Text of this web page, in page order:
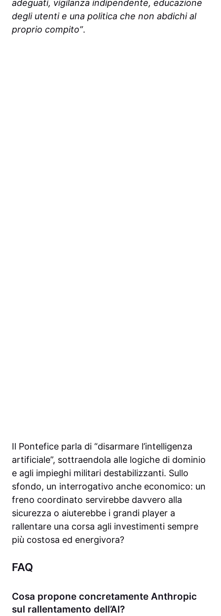
adeguati, vigilanza indipendente, educazione
degli utenti e una politica che non abdichi al
proprio compito”.
Il Pontefice parla di “disarmare l’intelligenza
artificiale”, sottraendola alle logiche di dominio
e agli impieghi militari destabilizzanti. Sullo
sfondo, un interrogativo anche economico: un
freno coordinato servirebbe davvero alla
sicurezza o aiuterebbe i grandi player a
rallentare una corsa agli investimenti sempre
più costosa ed energivora?
FAQ
Cosa propone concretamente Anthropic
sul rallentamento dell’AI?